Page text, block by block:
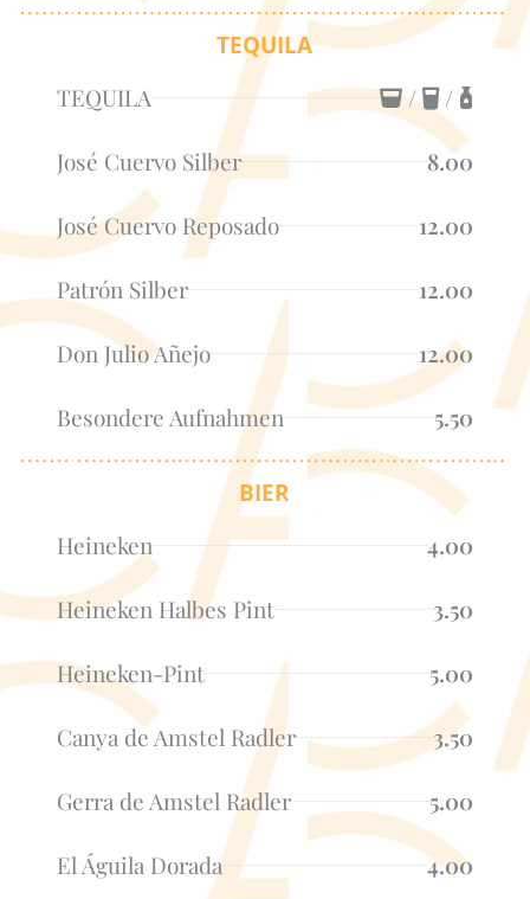
TEQUILA
TEQUILA / /
José Cuervo Silber 8.00
José Cuervo Reposado 12.00
Patrón Silber 12.00
Don Julio Añejo 12.00
Besondere Aufnahmen 5.50
BIER
Heineken 4.00
Heineken Halbes Pint 3.50
Heineken-Pint 5.00
Canya de Amstel Radler 3.50
Gerra de Amstel Radler 5.00
El Águila Dorada 4.00